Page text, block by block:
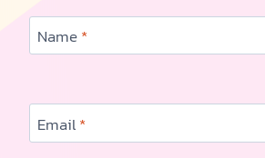
Name*
Email*